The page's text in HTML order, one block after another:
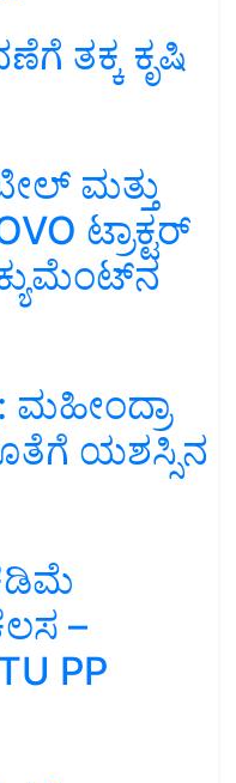
ತಕ್ಕ ಕೃಷಿ
ಮತ್ತು
ಟ್ರಾಕ್ಟರ್
ಮಹೀಂದ್ರಾ
ಯಶಸ್ಸಿನ
–
PP